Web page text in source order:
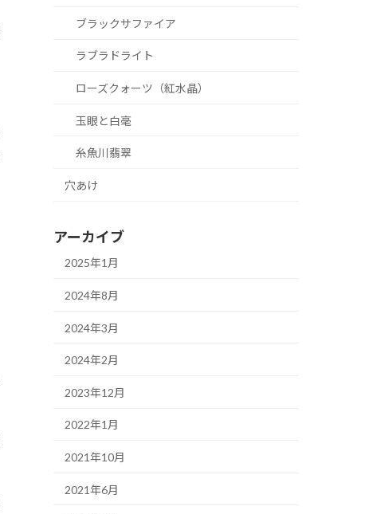
ブラックサファイア
ラブラドライト
ローズクォーツ（紅水晶）
玉眼と白毫
糸魚川翡翠
穴あけ
アーカイブ
2025年1月
2024年8月
2024年3月
2024年2月
2023年12月
2022年1月
2021年10月
2021年6月